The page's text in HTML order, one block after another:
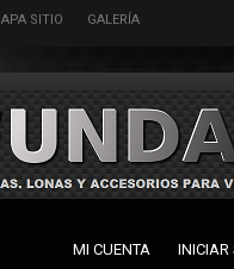
SITIO GALERÍA
MI CUENTA INICIAR